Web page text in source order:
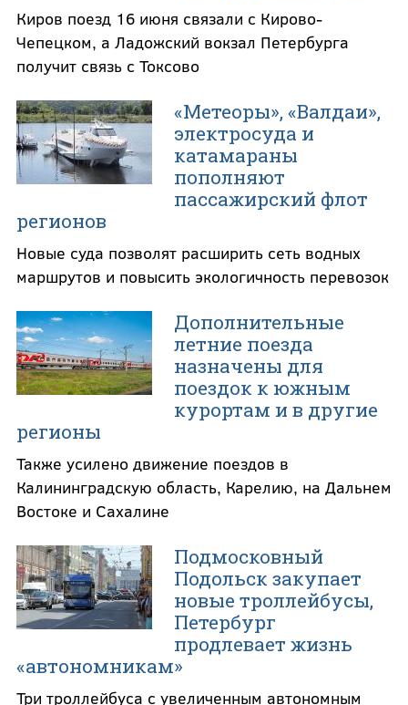
Киров поезд 16 июня связали с Кирово-
Чепецком, а Ладожский вокзал Петербурга
получит связь с Токсово
«Метеоры», «Валдаи»,
электросуда и
катамараны
пополняют
пассажирский флот
регионов
Новые суда позволят расширить сеть водных
маршрутов и повысить экологичность перевозок
Дополнительные
летние поезда
назначены для
поездок к южным
курортам и в другие
регионы
Также усилено движение поездов в
Калининградскую область, Карелию, на Дальнем
Востоке и Сахалине
Подмосковный
Подольск закупает
новые троллейбусы,
Петербург
продлевает жизнь
«автономникам»
Три троллейбуса с увеличенным автономным